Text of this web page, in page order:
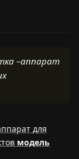
–аппарат
для
модель